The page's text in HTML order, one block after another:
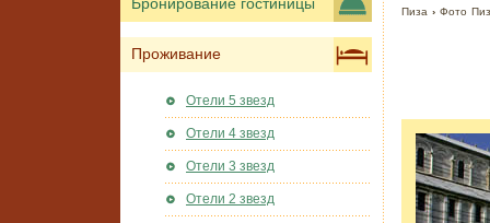
Пиза ›Фото
Бронирование гостиницы
Проживание
Отели 5 звезд
Отели 4 звезд
Отели 3 звезд
Отели 2 звезд